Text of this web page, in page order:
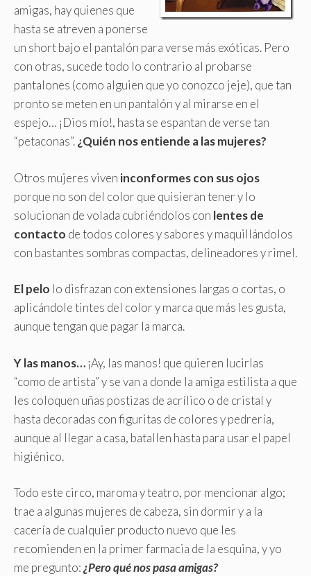
amigas, hay quienes que
hasta se atreven a ponerse
un short bajo el pantalón para verse más exóticas. Pero
con otras, sucede todo lo contrario al probarse
pantalones (como alguien que yo conozco jeje), que tan
pronto se meten en un pantalón y al mirarse en el
espejo… ¡Dios mío!, hasta se espantan de verse tan
“petaconas”.¿Quién nos entiende a las mujeres?
Otros mujeres viven inconformes con sus ojos
porque no son del color que quisieran tener y lo
solucionan de volada cubriéndolos con lentes de
contacto de todos colores y sabores y maquillándolos
con bastantes sombras compactas, delineadores y rimel.
El pelo lo disfrazan con extensiones largas o cortas, o
aplicándole tintes del color y marca que más les gusta,
aunque tengan que pagar la marca.
Y las manos…¡Ay, las manos! que quieren lucirlas
“como de artista” y se van a donde la amiga estilista a que
les coloquen uñas postizas de acrílico o de cristal y
hasta decoradas con figuritas de colores y pedrería,
aunque al llegar a casa, batallen hasta para usar el papel
higiénico.
Todo este circo, maroma y teatro, por mencionar algo;
trae a algunas mujeres de cabeza, sin dormir y a la
cacería de cualquier producto nuevo que les
recomienden en la primer farmacia de la esquina, y yo
me pregunto:¿Pero qué nos pasa amigas?